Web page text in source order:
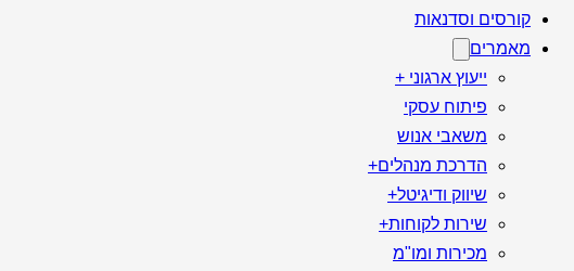
קורסים וסדנאות
מאמרים
ייעוץ ארגוני +
פיתוח עסקי
משאבי אנוש
הדרכת מנהלים+
שיווק ודיגיטל+
שירות לקוחות+
מכירות ומו"מ